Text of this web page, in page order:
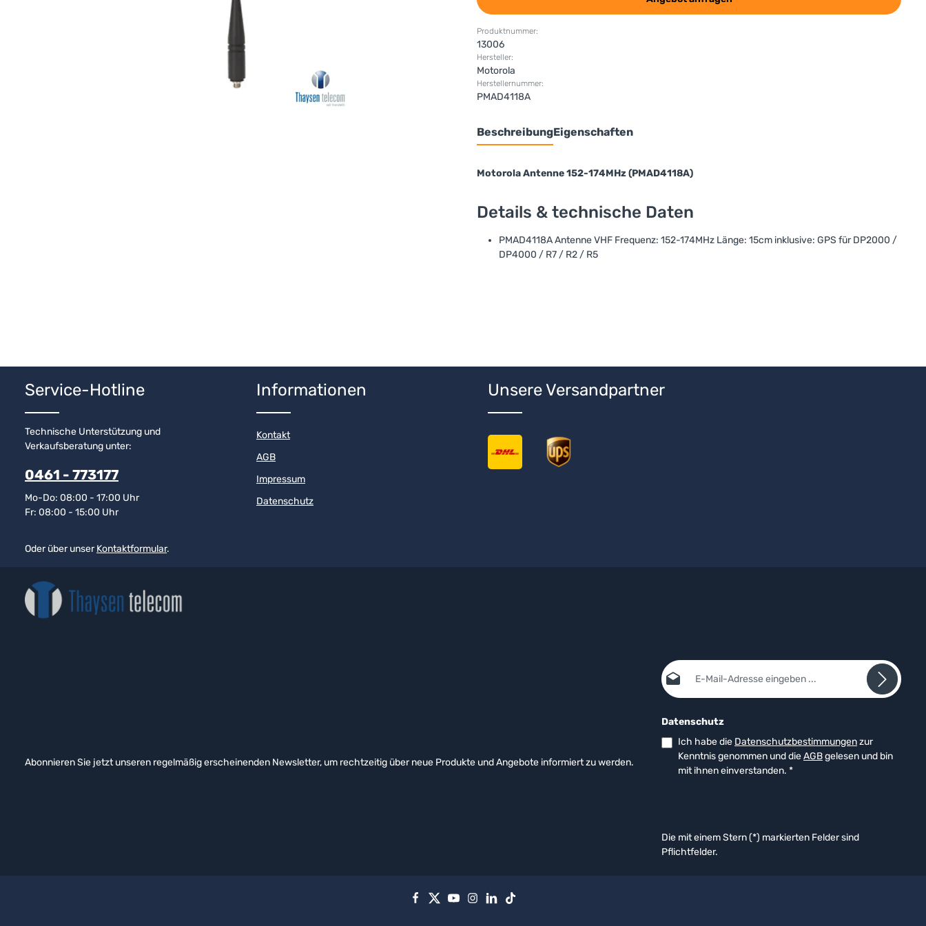
Produktnummer:
13006
Hersteller:
Motorola
Herstellernummer:
PMAD4118A
BeschreibungEigenschaften
Motorola Antenne 152-174MHz (PMAD4118A)
Details & technische Daten
PMAD4118A Antenne VHF Frequenz: 152-174MHz Länge: 15cm inklusive: GPS für DP2000 /
DP4000 / R7 / R2 / R5
Service-Hotline
Technische Unterstützung und
Verkaufsberatung unter:
0461 - 773177
Mo-Do: 08:00 - 17:00 Uhr
Fr: 08:00 - 15:00 Uhr
Oder über unserKontaktformular.
Informationen
Kontakt
AGB
Impressum
Datenschutz
Unsere Versandpartner
Abonnieren Sie jetzt unseren regelmäßig erscheinenden Newsletter, um rechtzeitig über neue Produkte und Angebote informiert zu werden.
E-Mail-Adresse*
Datenschutz
Ich habe die Datenschutzbestimmungenzur
Kenntnis genommen und dieAGBgelesen und bin
mit ihnen einverstanden. *
Die mit einem Stern (*) markierten Felder sind
Pflichtfelder.